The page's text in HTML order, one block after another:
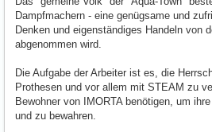
Dampfmachern - eine genügsame und
Denken und eigenständiges Handeln von
abgenommen wird.
Die Aufgabe der Arbeiter ist es, die
Prothesen und vor allem mit STEAM zu
Bewohner von IMORTA benötigen, um
und zu bewahren.